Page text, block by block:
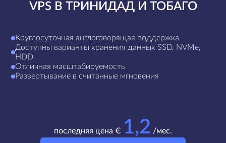
VPS В ТРИНИДАД И ТОБАГО
Круглосуточная англоговорящая поддержка
Доступны варианты хранения данных SSD, NVMe,
HDD
Отличная масштабируемость
Развертывание в считанные мгновения
последняя цена € 1,2 /мес.